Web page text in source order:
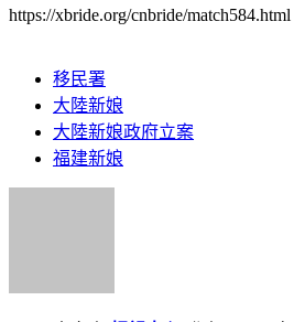
https://xbride.org/cnbride/match584.html
移民署
大陸新娘
大陸新娘政府立案
福建新娘